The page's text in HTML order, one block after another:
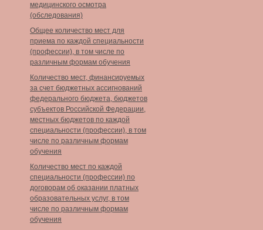
медицинского осмотра
(обследования)
Общее количество мест для
приема по каждой специальности
(профессии), в том числе по
различным формам обучения
Количество мест, финансируемых
за счет бюджетных ассигнований
федерального бюджета, бюджетов
субъектов Российской Федерации,
местных бюджетов по каждой
специальности (профессии), в том
числе по различным формам
обучения
Количество мест по каждой
специальности (профессии) по
договорам об оказании платных
образовательных услуг, в том
числе по различным формам
обучения